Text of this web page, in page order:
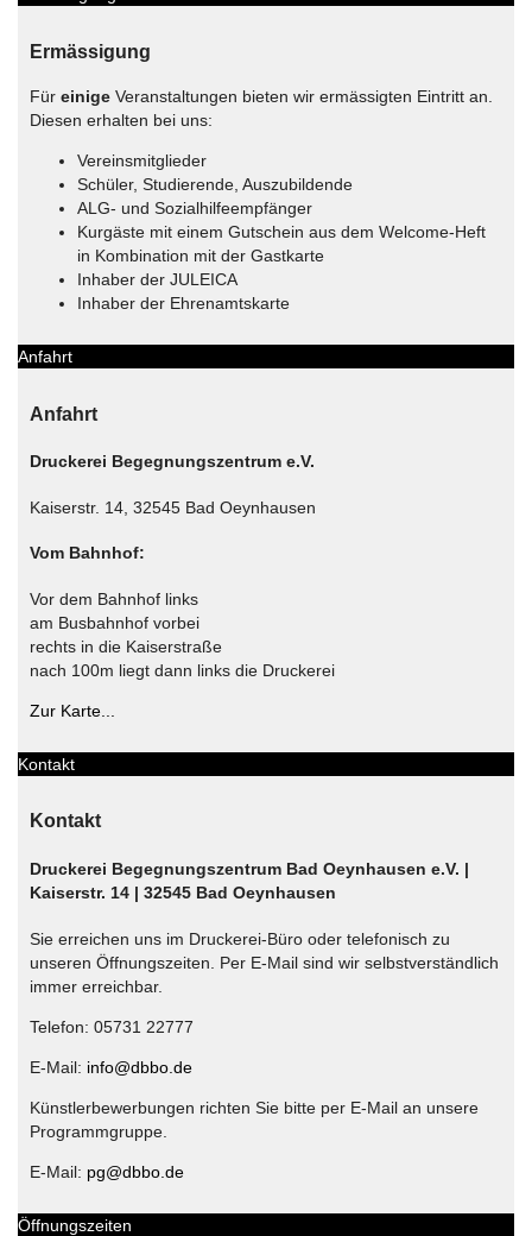
Ermässigung
Für einige Veranstaltungen bieten wir ermässigten Eintritt an.
Diesen erhalten bei uns:
Vereinsmitglieder
Schüler, Studierende, Auszubildende
ALG- und Sozialhilfeempfänger
Kurgäste mit einem Gutschein aus dem Welcome-Heft
in Kombination mit der Gastkarte
Inhaber der JULEICA
Inhaber der Ehrenamtskarte
Anfahrt
Anfahrt
Druckerei Begegnungszentrum e.V.
Kaiserstr. 14, 32545 Bad Oeynhausen
Vom Bahnhof:
Vor dem Bahnhof links
am Busbahnhof vorbei
rechts in die Kaiserstraße
nach 100m liegt dann links die Druckerei
Zur Karte...
Kontakt
Kontakt
Druckerei Begegnungszentrum Bad Oeynhausen e.V. |
Kaiserstr. 14 | 32545 Bad Oeynhausen
Sie erreichen uns im Druckerei-Büro oder telefonisch zu
unseren Öffnungszeiten. Per E-Mail sind wir selbstverständlich
immer erreichbar.
Telefon: 05731 22777
E-Mail: info@dbbo.de
Künstlerbewerbungen richten Sie bitte per E-Mail an unsere
Programmgruppe.
E-Mail: pg@dbbo.de
Öffnungszeiten